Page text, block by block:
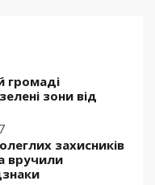
громаді
зони від
захисників
вручили